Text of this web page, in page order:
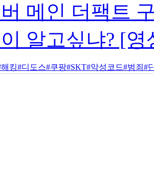
메인 더팩트
알고싶냐? [
킹#디도스#쿠팡#SKT#악성코드#범죄 #